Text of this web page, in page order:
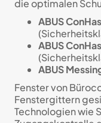
die optimalen
ABUS
ABUS
ABUS
Fenster von
Fenstergittern
Technologien wie